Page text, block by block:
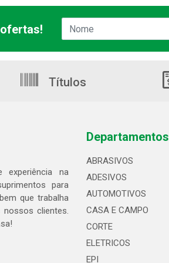
Títulos
na
para
que trabalha
clientes.
Departamentos
ABRASIVOS
ADESIVOS
AUTOMOTIVOS
CASA E CAMPO
CORTE
ELETRICOS
EPI